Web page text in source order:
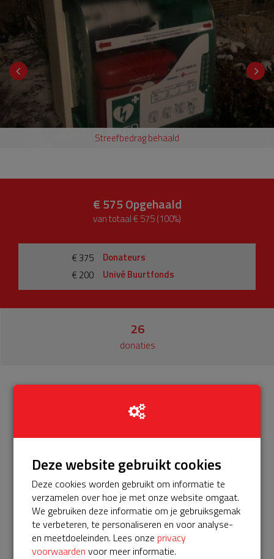
Streefbedrag behaald
€ 575Opgehaald
van totaal € 575 (100%)
€ 375
Donateurs
€ 200
Univé Buurtfonds
26
donaties
Onze buurtAED hangt alweer bijna 5 jaar in onze wijk. In
moet verlengd worden zodat onze AED gebruiksklaar blijft.
Help je mee? Doneer voor ons servicepakket!
Met steun van Unive kost dit 5-jarig pakket niet 575 euro
maar 375 euro, dat moeten we toch met zijn allen kunnen
inzamelen!
De AED hangt op adres Guldemondvaart 14. Gebr. van der
Deze website gebruikt cookies
Deze cookies worden gebruikt om informatie te
verzamelen over hoe je met onze website omgaat.
We gebruiken deze informatie om je gebruiksgemak
te verbeteren, te personaliseren en voor analyse-
en meetdoeleinden. Lees onze privacy
voorwaarden voor meer informatie.